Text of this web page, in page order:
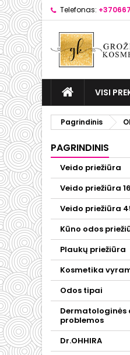
Telefonas:
VISI
Pagrindinis
PAGRINDINIS
Veido priežiūra
Veido priežiūra
Veido priežiūra
Kūno odos
Plaukų priežiūra
Kosmetika
Odos tipai
Dermatologinės
problemos
Dr.OHHIRA